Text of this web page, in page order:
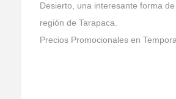
Desierto, una interesante forma
región de Tarapaca.
Precios Promocionales en